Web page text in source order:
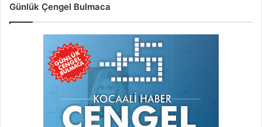
Günlük Çengel Bulmaca